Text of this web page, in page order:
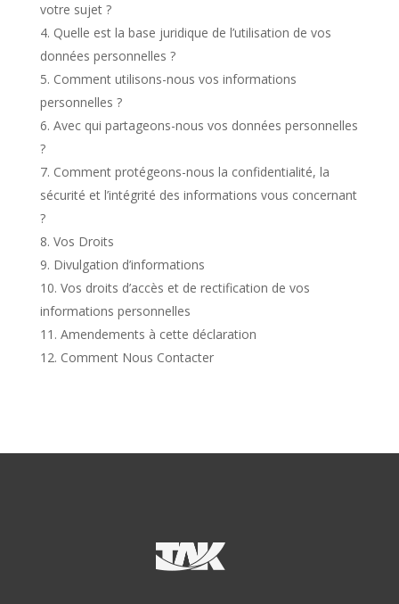
votre sujet ?
Quelle est la base juridique de l’utilisation de vos
données personnelles ?
Comment utilisons-nous vos informations
personnelles ?
Avec qui partageons-nous vos données personnelles
?
Comment protégeons-nous la confidentialité, la
sécurité et l’intégrité des informations vous concernant
?
Vos Droits
Divulgation d’informations
Vos droits d’accès et de rectification de vos
informations personnelles
Amendements à cette déclaration
Comment Nous Contacter